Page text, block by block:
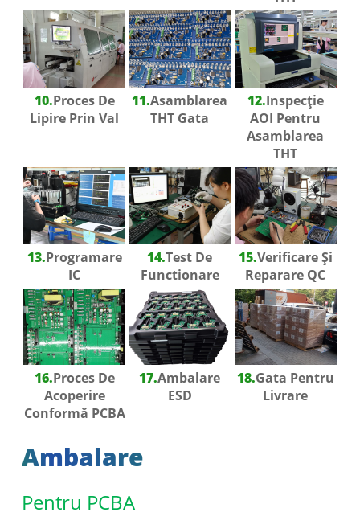
10.Proces De
Lipire Prin Val
11.Asamblarea
THT Gata
12.Inspecție
AOI Pentru
Asamblarea
THT
13.Programare
IC
14.Test De
Functionare
15.Verificare Și
Reparare QC
16.Proces De
Acoperire
Conformă PCBA
17.Ambalare
ESD
18.Gata Pentru
Livrare
Ambalare
Pentru PCBA